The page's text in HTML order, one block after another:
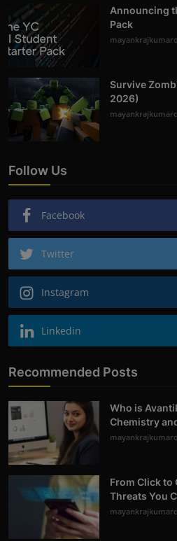
Announcing
Pack
Survive
2026)
Follow Us
Facebook
Twitter
Instagram
Linkedin
Recommended Posts
Who is
Chemistry
From Click to
Threats You